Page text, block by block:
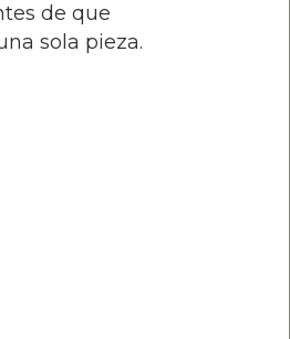
de que
sola pieza.